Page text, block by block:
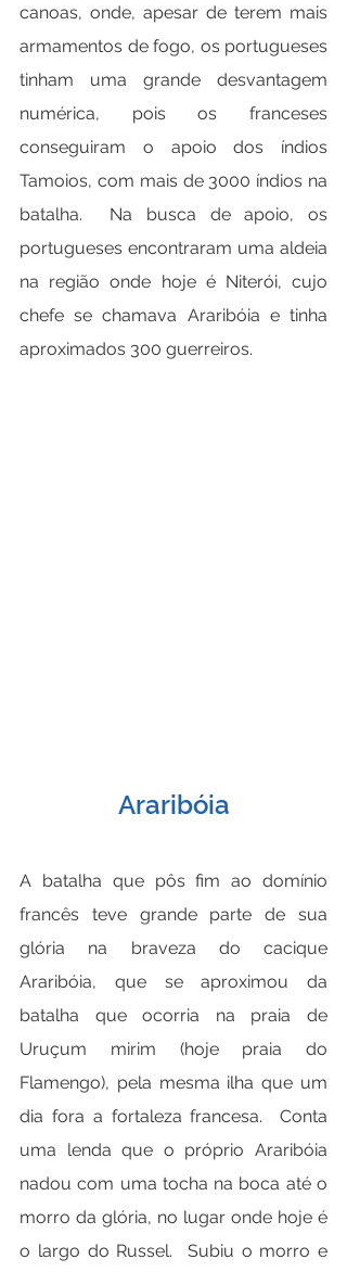
canoas, onde, apesar de terem mais
armamentos de fogo, os portugueses
tinham uma grande desvantagem
numérica, pois os franceses
conseguiram o apoio dos índios
Tamoios, com mais de 3000 índios na
batalha.  Na busca de apoio, os
portugueses encontraram uma aldeia
na região onde hoje é Niterói, cujo
chefe se chamava Araribóia e tinha
aproximados 300 guerreiros.
Araribóia
A batalha que pôs fim ao domínio
francês teve grande parte de sua
glória na braveza do cacique
Araribóia, que se aproximou da
batalha que ocorria na praia de
Uruçum mirim (hoje praia do
Flamengo), pela mesma ilha que um
dia fora a fortaleza francesa.  Conta
uma lenda que o próprio Araribóia
nadou com uma tocha na boca até o
morro da glória, no lugar onde hoje é
o largo do Russel.  Subiu o morro e